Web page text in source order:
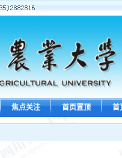
焦点关注 首页置顶 首